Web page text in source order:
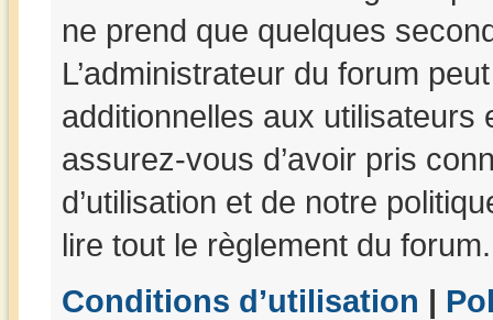
ne prend que quelques
L’administrateur du forum
additionnelles aux utilisateurs
assurez-vous d’avoir pris
d’utilisation et de notre
lire tout le règlement du forum.
Conditions d’utilisation |